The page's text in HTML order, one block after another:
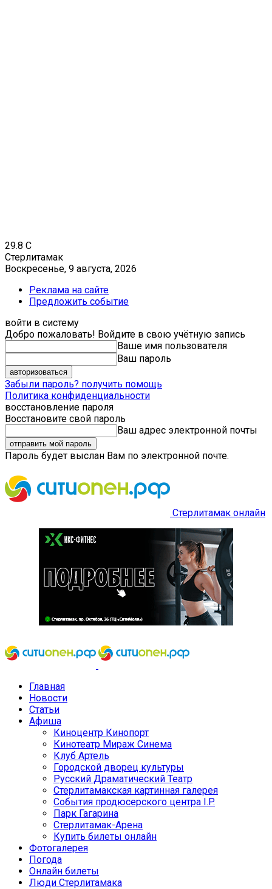
29.8 C
Стерлитамак
Воскресенье, 9 августа, 2026
Реклама на сайте
Предложить событие
войти в систему
Добро пожаловать! Войдите в свою учётную запись
Ваше имя пользователя
Ваш пароль
Забыли пароль? получить помощь
Политика конфиденциальности
восстановление пароля
Восстановите свой пароль
Ваш адрес электронной почты
Пароль будет выслан Вам по электронной почте.
Стерлитамак онлайн
Главная
Новости
Статьи
Афиша
Киноцентр Кинопорт
Кинотеатр Мираж Синема
Клуб Артель
Городской дворец культуры
Русский Драматический Театр
Стерлитамакская картинная галерея
События продюсерского центра I.P.
Парк Гагарина
Стерлитамак-Арена
Купить билеты онлайн
Фотогалерея
Погода
Онлайн билеты
Люди Стерлитамака